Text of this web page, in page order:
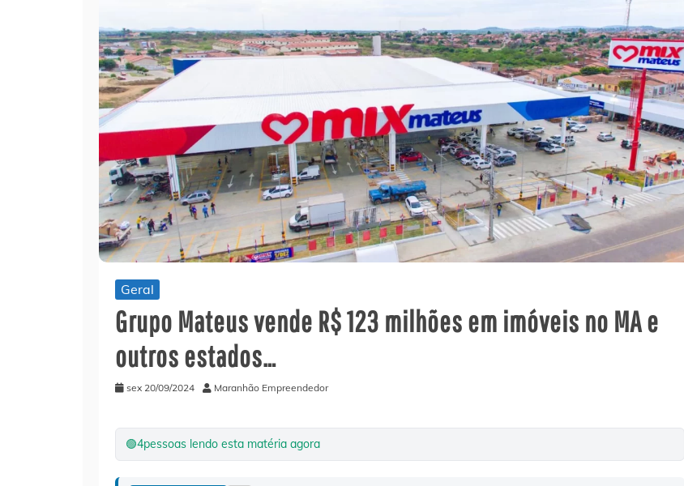
Geral
Grupo Mateus vende R$ 123 milhões em imóveis no MA e
outros estados…
sex 20/09/2024 Maranhão Empreendedor
🟢4pessoas lendo esta matéria agora